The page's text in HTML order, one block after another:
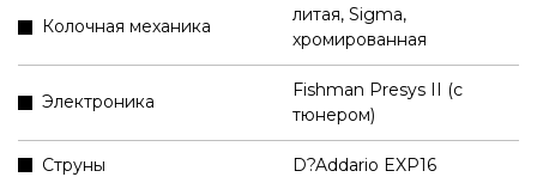
Колочная механика
литая, Sigma,
хромированная
Электроника
Fishman Presys II (с
тюнером)
Струны D?Addario EXP16